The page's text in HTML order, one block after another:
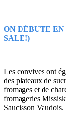
ON DÉBUTE
SALÉ!)
Les convives ont
des plateaux de
fromages et de
fromageries
Saucisson Vaudois.